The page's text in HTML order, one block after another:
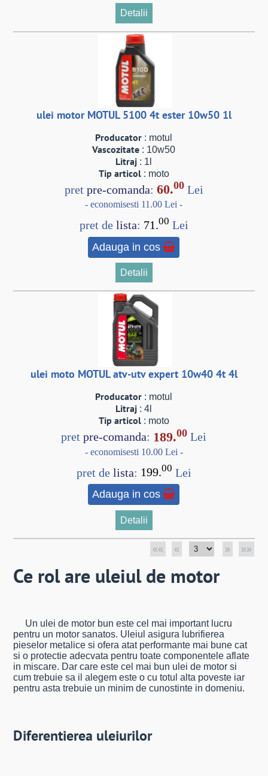
Detalii
ulei motor MOTUL 5100 4t ester 10w50 1l
Producator : motul
Vascozitate : 10w50
Litraj : 1l
Tip articol: moto
pret pre-comanda: 60.00Lei
- economisesti 11.00 Lei -
pret de lista: 71. 00 Lei
Adauga in cos
Detalii
ulei moto MOTUL atv-utv expert 10w40 4t 4l
Producator : motul
Litraj : 4l
Tip articol: moto
pretpre-comanda: 189.00 Lei
- economisesti 10.00 Lei -
pret de lista: 199.00 Lei
Adauga in cos
Detalii
«« « » »»
Ce rol are uleiul de motor
Un ulei de motor bun este cel mai important lucru
pentru un motor sanatos. Uleiul asigura lubrifierea
pieselor metalice si ofera atat performante mai bune cat
si o protectie adecvata pentru toate componentele aflate
in miscare. Dar care este cel mai bun ulei de motor si
cum trebuie sa il alegem este o cu totul alta poveste iar
pentru asta trebuie un minim de cunostinte in domeniu.
Diferentierea uleiurilor